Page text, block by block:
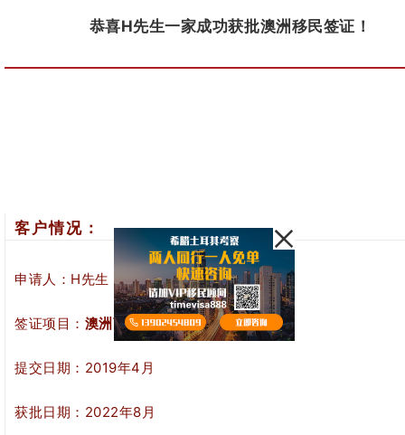
恭喜H先生一家成功获批澳洲移民签证！
客户情况：
申请人：H先生
签证项目： 澳洲商业移民
提交日期：2019年4月
获批日期： 2022年8 月